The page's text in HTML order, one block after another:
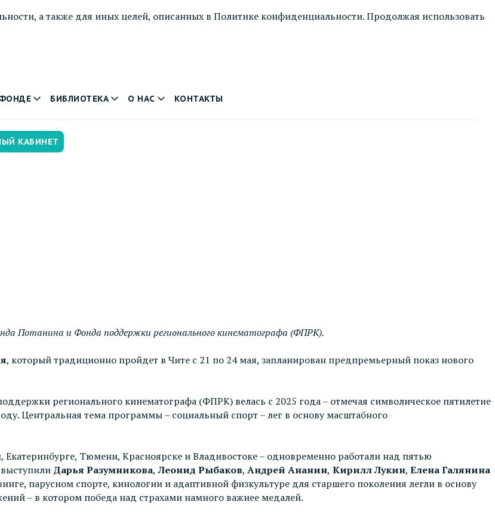
а также для иных целей, описанных в Политике конфиденциальности. Продолжая использовать
БИБЛИОТЕКА О НАС КОНТАКТЫ
КАБИНЕТ
Потанина и Фонда поддержки регионального кинематографа (ФПРК).
, который традиционно пройдет в Чите с 21 по 24 мая, запланирован предпремьерный показ нового
регионального кинематографа (ФПРК) велась с 2025 года – отмечая символическое пятилетие
Центральная тема программы – социальный спорт – лег в основу масштабного
Екатеринбурге, Тюмени, Красноярске и Владивостоке – одновременно работали над пятью
Дарья Разумникова, Леонид Рыбаков, Андрей Ананин, Кирилл Лукин, Елена Галянина
парусном спорте, кинологии и адаптивной физкультуре для старшего поколения легли в основу
– в котором победа над страхами намного важнее медалей.